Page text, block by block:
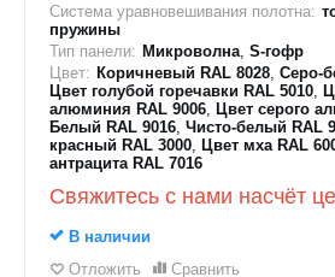
Система уравновешивания полотна:
пружины
Тип панели: Микроволна, S-гофр
Цвет: Коричневый RAL 8028, Серо-
Цвет голубой горечавки RAL 5010,
алюминия RAL 9006, Цвет серого
Белый RAL 9016, Чисто-белый RAL
красный RAL 3000, Цвет мха RAL
антрацита RAL 7016
Свяжитесь с нами насчёт
В наличии
Отложить
Сравнить